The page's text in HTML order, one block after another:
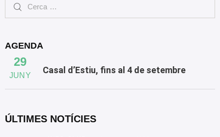
AGENDA
29
JUNY
Casal d’Estiu, fins al 4 de setembre
ÚLTIMES NOTÍCIES